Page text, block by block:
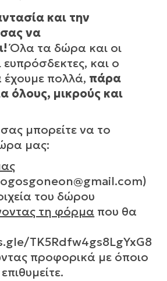
και την
να
Όλα τα δώρα και οι
ευπρόσδεκτες, και ο
έχουμε πολλά, πάρα
όλους, μικρούς και
μπορείτε να το
μας:
του δώρου
τη φόρμα που θα
TK5Rdfw4gs8LgYxG8
προφορικά με όποιο